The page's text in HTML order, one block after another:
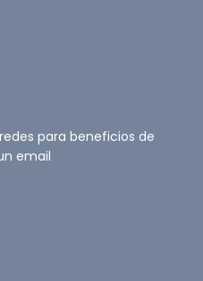
para beneficios de
email